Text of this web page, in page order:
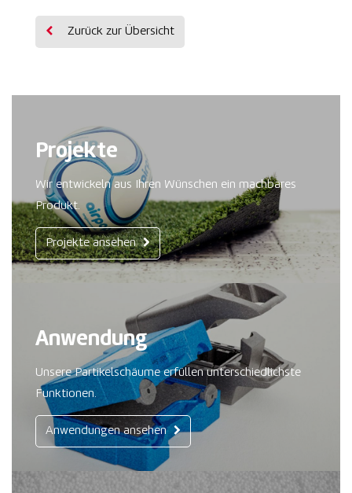
Zurück zur Übersicht
Projekte
Wir entwickeln aus Ihren Wünschen ein machbares
Produkt.
Projekte ansehen
Anwendung
Unsere Partikelschäume erfüllen unterschiedlichste
Funktionen.
Anwendungen ansehen